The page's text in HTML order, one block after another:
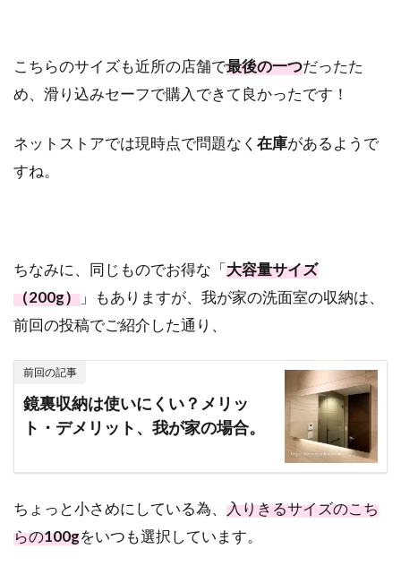
こちらのサイズも近所の店舗で最後の一つだったた
め、滑り込みセーフで購入できて良かったです！
ネットストアでは現時点で問題なく 在庫があるようで
すね。
ちなみに、同じものでお得な「大容量サイズ
（200g） 」もありますが、我が家の洗面室の収納は、
前回の投稿でご紹介した通り、
前回の記事
鏡裏収納は使いにくい？メリッ
ト・デメリット、我が家の場合。
ちょっと小さめにしている為、 入りきるサイズのこち
らの100gをいつも選択しています。